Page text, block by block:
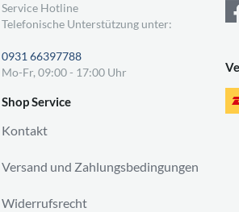
Service Hotline
Telefonische Unterstützung unter:
0931 66397788
Mo-Fr, 09:00 - 17:00 Uhr
Shop Service
Kontakt
Versand und Zahlungsbedingungen
Widerrufsrecht